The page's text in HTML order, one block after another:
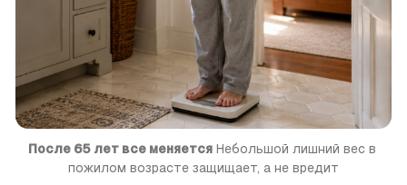
После 65 лет все меняется Небольшой лишний вес в
пожилом возрасте защищает, а не вредит